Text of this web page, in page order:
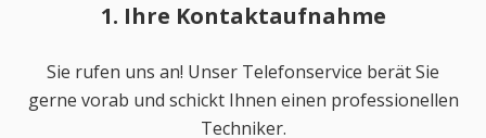
1. Ihre Kontaktaufnahme
Sie rufen uns an! Unser Telefonservice berät Sie
gerne vorab und schickt Ihnen einen professionellen
Techniker.